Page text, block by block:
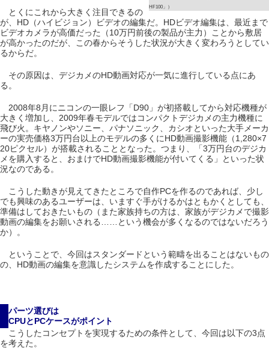
HF100」）
とくにこれから大きく注目できるの
が、HD（ハイビジョン）ビデオの編集だ。HDビデオ編集は、最近まで
ビデオカメラが高価だった（10万円前後の製品が主力）ことから敷居
が高かったのだが、この春からそうした状況が大きく変わろうとしてい
るからだ。
その原因は、デジカメのHD動画対応が一気に進行している点にあ
る。
2008年8月にニコンの一眼レフ「D90」が初搭載してから対応機種が
大きく増加し、2009年春モデルではコンパクトデジカメの主力機種に
飛び火。キヤノンやソニー、パナソニック、カシオといった大手メーカ
ーの実売価格3万円台以上のモデルの多くにHD動画撮影機能（1,280×7
20ピクセル）が搭載されることとなった。つまり、「3万円台のデジカ
メを購入すると、おまけでHD動画撮影機能が付いてくる」といった状
況なのである。
こうした動きが見えてきたところで自作PCを作るのであれば、少し
でも興味のあるユーザーは、いますぐ手がけるかはともかくとしても、
準備はしておきたいもの（また家族持ちの方は、家族がデジカメで撮影
動画の編集をお願いされる……という機会が多くなるのではないだろう
か）。
ということで、今回はスタンダードという範疇を出ることはないもの
の、HD動画の編集を意識したシステムを作成することにした。
パーツ選びは
CPUとPCケースがポイント
こうしたコンセプトを実現するための条件として、今回は以下の3点
を考えた。